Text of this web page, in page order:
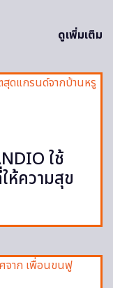
ดูเพิ่มเติม
ใช้
ห้ความสุข